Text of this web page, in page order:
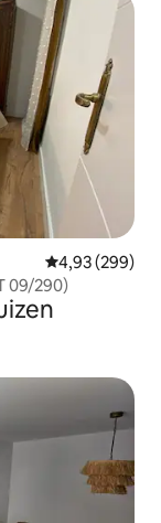
Gemiddelde
4,93 (299)
09/290)